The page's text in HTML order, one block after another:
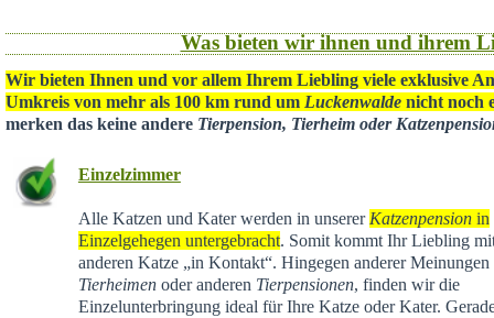
Was bieten wir ihnen und ihrem
Wir bieten Ihnen und vor allem Ihrem Liebling viele exklusive
Umkreis von mehr als 100 km rund um Luckenwalde nicht noch
merken das keine andere Tierpension, Tierheim oder
Einzelzimmer
Alle Katzen und Kater werden in unserer Katzenpensionin
Einzelgehegen untergebracht. Somit kommt Ihr Liebling
anderen Katze „in Kontakt“. Hingegen anderer Meinungen
Tierheimenoder anderen Tierpensionen, finden wir die
Einzelunterbringung ideal für Ihre Katze oder Kater.